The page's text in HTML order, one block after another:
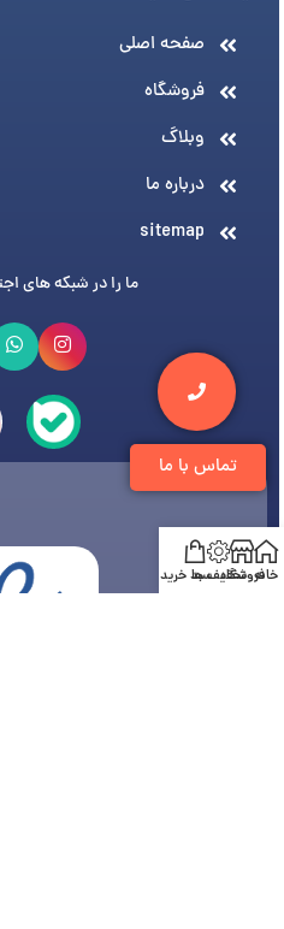
تماس با ما
صفحه اصلی
فروشگاه
وبلاگ
درباره ما
sitemap
ما را در شبکه های
خانهفروشگاه
تخفیف هاسبد خرید